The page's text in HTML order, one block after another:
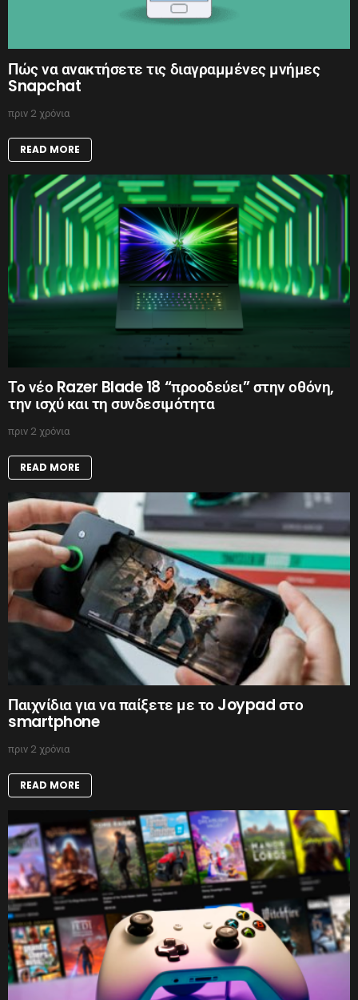
Πώς να ανακτήσετε τις διαγραμμένες μνήμες
Snapchat
πριν 2 χρόνια
READ MORE
Το νέο Razer Blade 18 “προοδεύει” στην οθόνη,
την ισχύ και τη συνδεσιμότητα
πριν 2 χρόνια
READ MORE
Παιχνίδια για να παίξετε με το Joypad στο
smartphone
πριν 2 χρόνια
READ MORE